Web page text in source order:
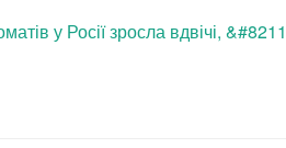
у Росії зросла вдвічі,